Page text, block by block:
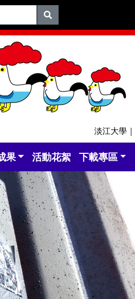
淡江大學 |
果 活動花絮 下載專區